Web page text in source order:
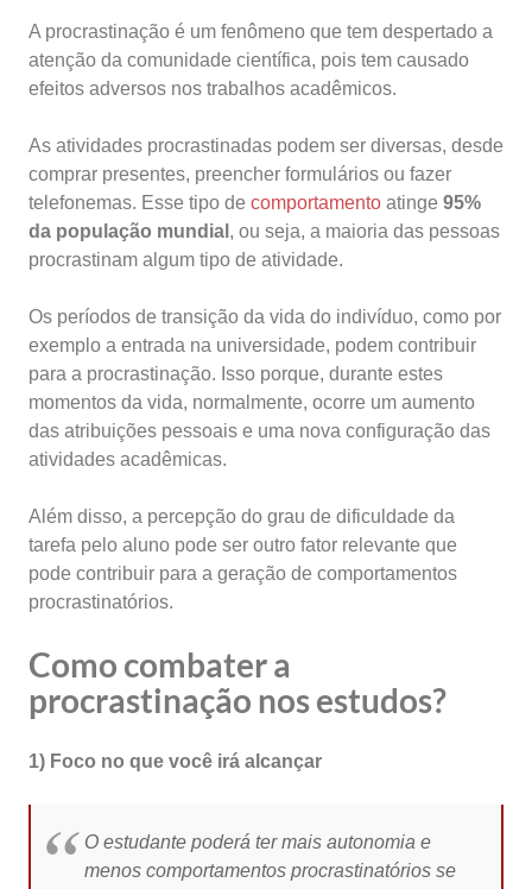
A procrastinação é um fenômeno que tem despertado a
atenção da comunidade científica, pois tem causado
efeitos adversos nos trabalhos acadêmicos.
As atividades procrastinadas podem ser diversas, desde
comprar presentes, preencher formulários ou fazer
telefonemas. Esse tipo de comportamento atinge 95%
da população mundial , ou seja, a maioria das pessoas
procrastinam algum tipo de atividade.
Os períodos de transição da vida do indivíduo, como por
exemplo a entrada na universidade, podem contribuir
para a procrastinação. Isso porque, durante estes
momentos da vida, normalmente, ocorre um aumento
das atribuições pessoais e uma nova configuração das
atividades acadêmicas.
Além disso, a percepção do grau de dificuldade da
tarefa pelo aluno pode ser outro fator relevante que
pode contribuir para a geração de comportamentos
procrastinatórios.
Como combater a
procrastinação nos estudos?
1) Foco no que você irá alcançar
O estudante poderá ter mais autonomia e
menos comportamentos procrastinatórios se